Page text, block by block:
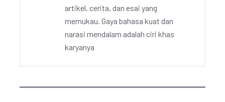
artikel, cerita, dan esai yang
memukau. Gaya bahasa kuat dan
narasi mendalam adalah ciri khas
karyanya